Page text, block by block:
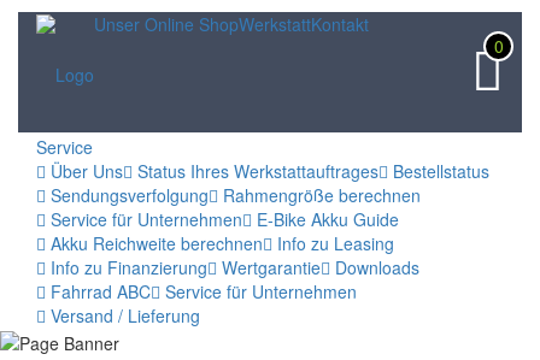
Unser Online ShopWerkstattKontakt
Service
Über Uns Status Ihres Werkstattauftrages
Bestellstatus
Sendungsverfolgung
Rahmengröße berechnen
Service für Unternehmen
E-Bike Akku Guide
Akku Reichweite berechnen
Info zu Leasing
Info zu Finanzierung
Wertgarantie
Downloads
Fahrrad ABC Service für Unternehmen
Versand / Lieferung
0